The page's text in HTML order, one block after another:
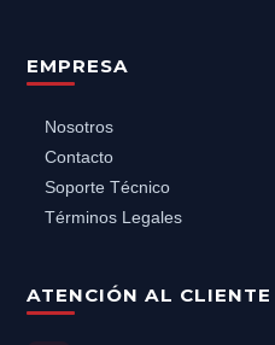
EMPRESA
Nosotros
Contacto
Soporte Técnico
Términos Legales
ATENCIÓN AL CLIENTE